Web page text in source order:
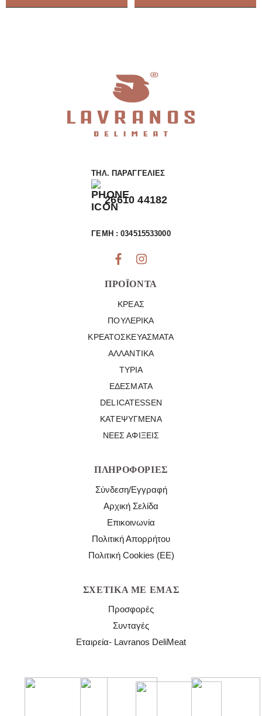
Με
ποσότητα
ΤΗΛ. ΠΑΡΑΓΓΕΛΊΕΣ
26610 44182
ΓΕΜΗ : 034515533000
ΠΡΟΪΌΝΤΑ
ΚΡΈΑΣ
ΠΟΥΛΕΡΙΚΆ
ΚΡΕΑΤΟΣΚΕΥΆΣΜΑΤΑ
ΑΛΛΑΝΤΙΚΆ
ΤΥΡΙΆ
ΕΔΈΣΜΑΤΑ
DELICATESSEN
ΚΑΤΕΨΥΓΜΈΝΑ
ΝΈΕΣ ΑΦΊΞΕΙΣ
ΠΛΗΡΟΦΟΡΊΕΣ
Σύνδεση/Εγγραφή
Αρχική Σελίδα
Επικοινωνία
Πολιτική Απορρήτου
Πολιτική Cookies (ΕΕ)
ΣΧΕΤΙΚΆ ΜΕ ΕΜΆΣ
Προσφορές
Συνταγές
Εταιρεία- Lavranos DeliMeat